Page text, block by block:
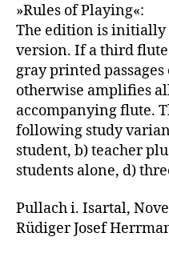
»Rules of Playing«:
The edition is initially
version. If a third
gray printed
otherwise amplifies
accompanying flute.
following study
student, b) teacher
students alone, d)
Pullach i. Isartal,
Rüdiger Josef